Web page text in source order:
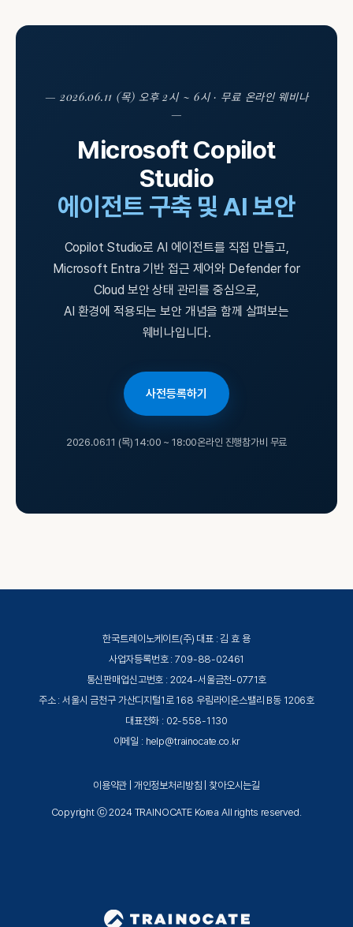
— 2026.06.11 (목) 오후 2시 ~ 6시 · 무료 온라인 웨비나
—
Microsoft Copilot
Studio
에이전트 구축 및 AI 보안
Copilot Studio로 AI 에이전트를 직접 만들고,
Microsoft Entra 기반 접근 제어와 Defender for
Cloud 보안 상태 관리를 중심으로,
AI 환경에 적용되는 보안 개념을 함께 살펴보는
웨비나입니다.
사전등록하기
2026.06.11 (목) 14:00 ~ 18:00온라인 진행참가비 무료
한국트레이노케이트(주) 대표 : 김 효 용
사업자등록번호 : 709-88-02461
통신판매업신고번호 : 2024-서울금천-0771호
주소 : 서울시 금천구 가산디지털1로 168 우림라이온스밸리 B동 1206호
대표전화 : 02-558-1130
이메일 : help@trainocate.co.kr
이용약관 개인정보처리방침 |찾아오시는길
Copyright ⓒ 2024 TRAINOCATE Korea All rights reserved.